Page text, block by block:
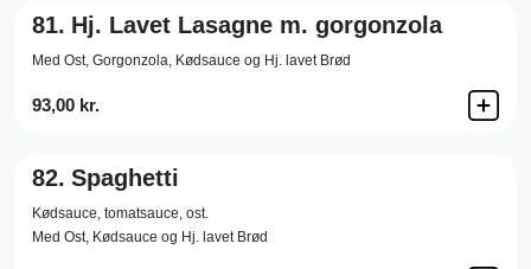
81. Hj. Lavet Lasagne m. gorgonzola
Med Ost, Gorgonzola, Kødsauce og Hj. lavet Brød
93,00 kr.
82. Spaghetti
Kødsauce, tomatsauce, ost.
Med Ost, Kødsauce og Hj. lavet Brød